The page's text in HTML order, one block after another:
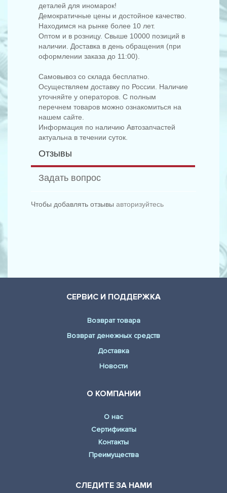
деталей для иномарок!
Демократичные цены и достойное качество.
Находимся на рынке более 10 лет.
Оптом и в розницу. Свыше 10000 позиций в
наличии. Доставка в день обращения (при
оформлении заказа до 11:00).
Самовывоз со склада бесплатно.
Осуществляем доставку по России. Наличие
уточняйте у операторов. С полным
перечнем товаров можно ознакомиться на
нашем сайте.
Информация по наличию Автозапчастей
актуальна в течении суток.
Отзывы
Задать вопрос
Чтобы добавлять отзывы авторизуйтесь
СЕРВИС И ПОДДЕРЖКА
Возврат товара
Возврат денежных средств
Доставка
Новости
О КОМПАНИИ
О нас
Сертификаты
Контакты
Преимущества
СЛЕДИТЕ ЗА НАМИ